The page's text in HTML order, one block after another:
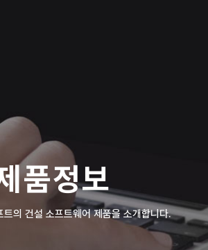
품정보
트의 건설 소프트웨어 제품을 소개합니다.